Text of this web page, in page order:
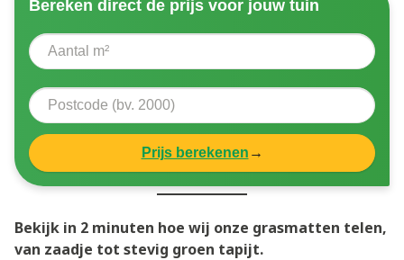
Bereken direct de prijs voor jouw tuin
Prijs berekenen →
Bekijk in 2 minuten hoe wij onze grasmatten telen,
van zaadje tot stevig groen tapijt.